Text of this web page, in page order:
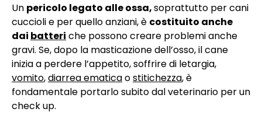
Un pericolo legato alle ossa,soprattutto per cani
cuccioli e per quello anziani, è costituito anche
dai batteri che possono creare problemi anche
gravi. Se, dopo la masticazione dell’osso, il cane
inizia a perdere l’appetito, soffrire di letargia,
vomito,diarrea ematicaostitichezza, è
fondamentale portarlo subito dal veterinario per un
check up.